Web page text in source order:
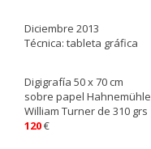
Diciembre 2013
Técnica: tableta gráfica
Digigrafía 50 x 70 cm
sobre papel Hahnemühle
William Turner de 310 grs
120€